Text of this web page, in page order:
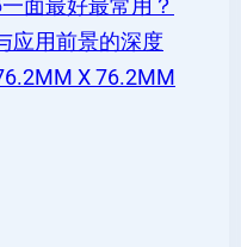
面最好最常用？
应用前景的深度
X 76.2MM